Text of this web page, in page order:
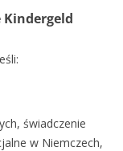
świadczenie
w Niemczech,